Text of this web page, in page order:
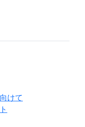
けて